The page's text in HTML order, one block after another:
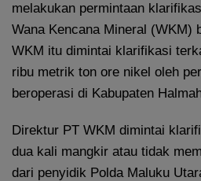
melakukan permintaan
Wana Kencana Mineral (WKM)
WKM itu dimintai klarifikasi
ribu metrik ton ore nikel oleh
beroperasi di Kabupaten
Direktur PT WKM dimintai
dua kali mangkir atau tidak
dari penyidik Polda Maluku